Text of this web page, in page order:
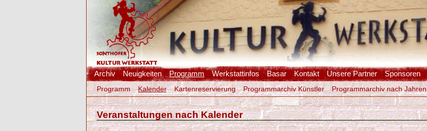
Archiv Neuigkeiten Programm Werkstattinfos Basar Kontakt Unsere Partner Sponsoren
Programm Kalender Kartenreservierung Programmarchiv Künstler Programmarchiv nach Jahren
Veranstaltungen nach Kalender